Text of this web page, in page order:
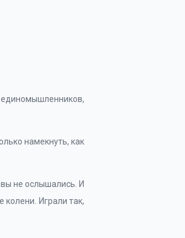
единомышленников,
намекнуть, как
не ослышались. И
Играли так,